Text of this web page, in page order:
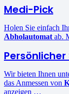
Medi-Pick
Holen Sie einfach
Abholautomat ab.
Persönlicher
Wir bieten Ihnen
das Anmessen von
anzeigen …